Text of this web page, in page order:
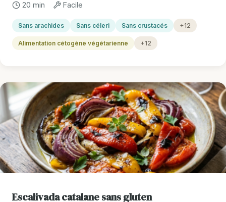
20 min Facile
Sans arachides Sans céleri Sans crustacés +12
Alimentation cétogène végétarienne +12
Escalivada catalane sans gluten